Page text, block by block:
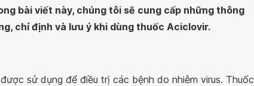
bài viết này, chúng tôi sẽ cung cấp những thông
chỉ định và lưu ý khi dùng thuốc Aciclovir.
sử dụng để điều trị các bệnh do nhiễm virus. Thuốc